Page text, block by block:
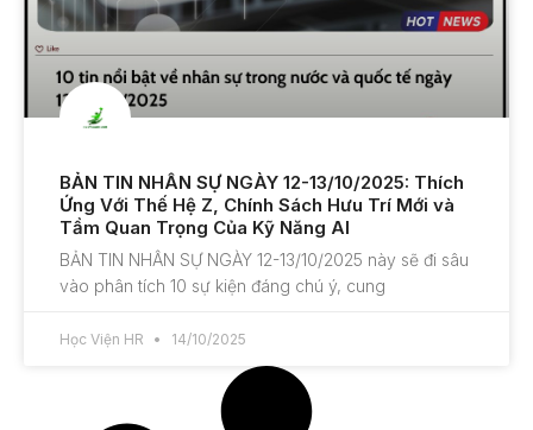
BẢN TIN NHÂN SỰ NGÀY 12-13/10/2025: Thích
Ứng Với Thế Hệ Z, Chính Sách Hưu Trí Mới và
Tầm Quan Trọng Của Kỹ Năng AI
BẢN TIN NHÂN SỰ NGÀY 12-13/10/2025 này sẽ đi sâu
vào phân tích 10 sự kiện đáng chú ý, cung
Học Viện HR 14/10/2025